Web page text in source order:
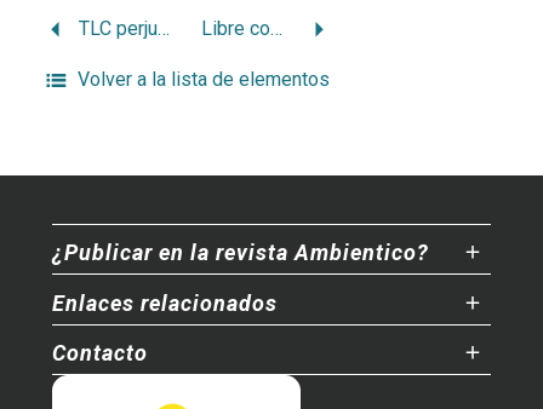
TLC perjudicaría el ambiente Libre comercio vs. ambiente en Alca
Volver a la lista de elementos
¿Publicar en la revista Ambientico?
Enlaces relacionados
Contacto